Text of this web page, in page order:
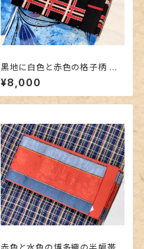
黒地に白色と赤色の格子柄 博
多織りの半幅帯
¥8,000